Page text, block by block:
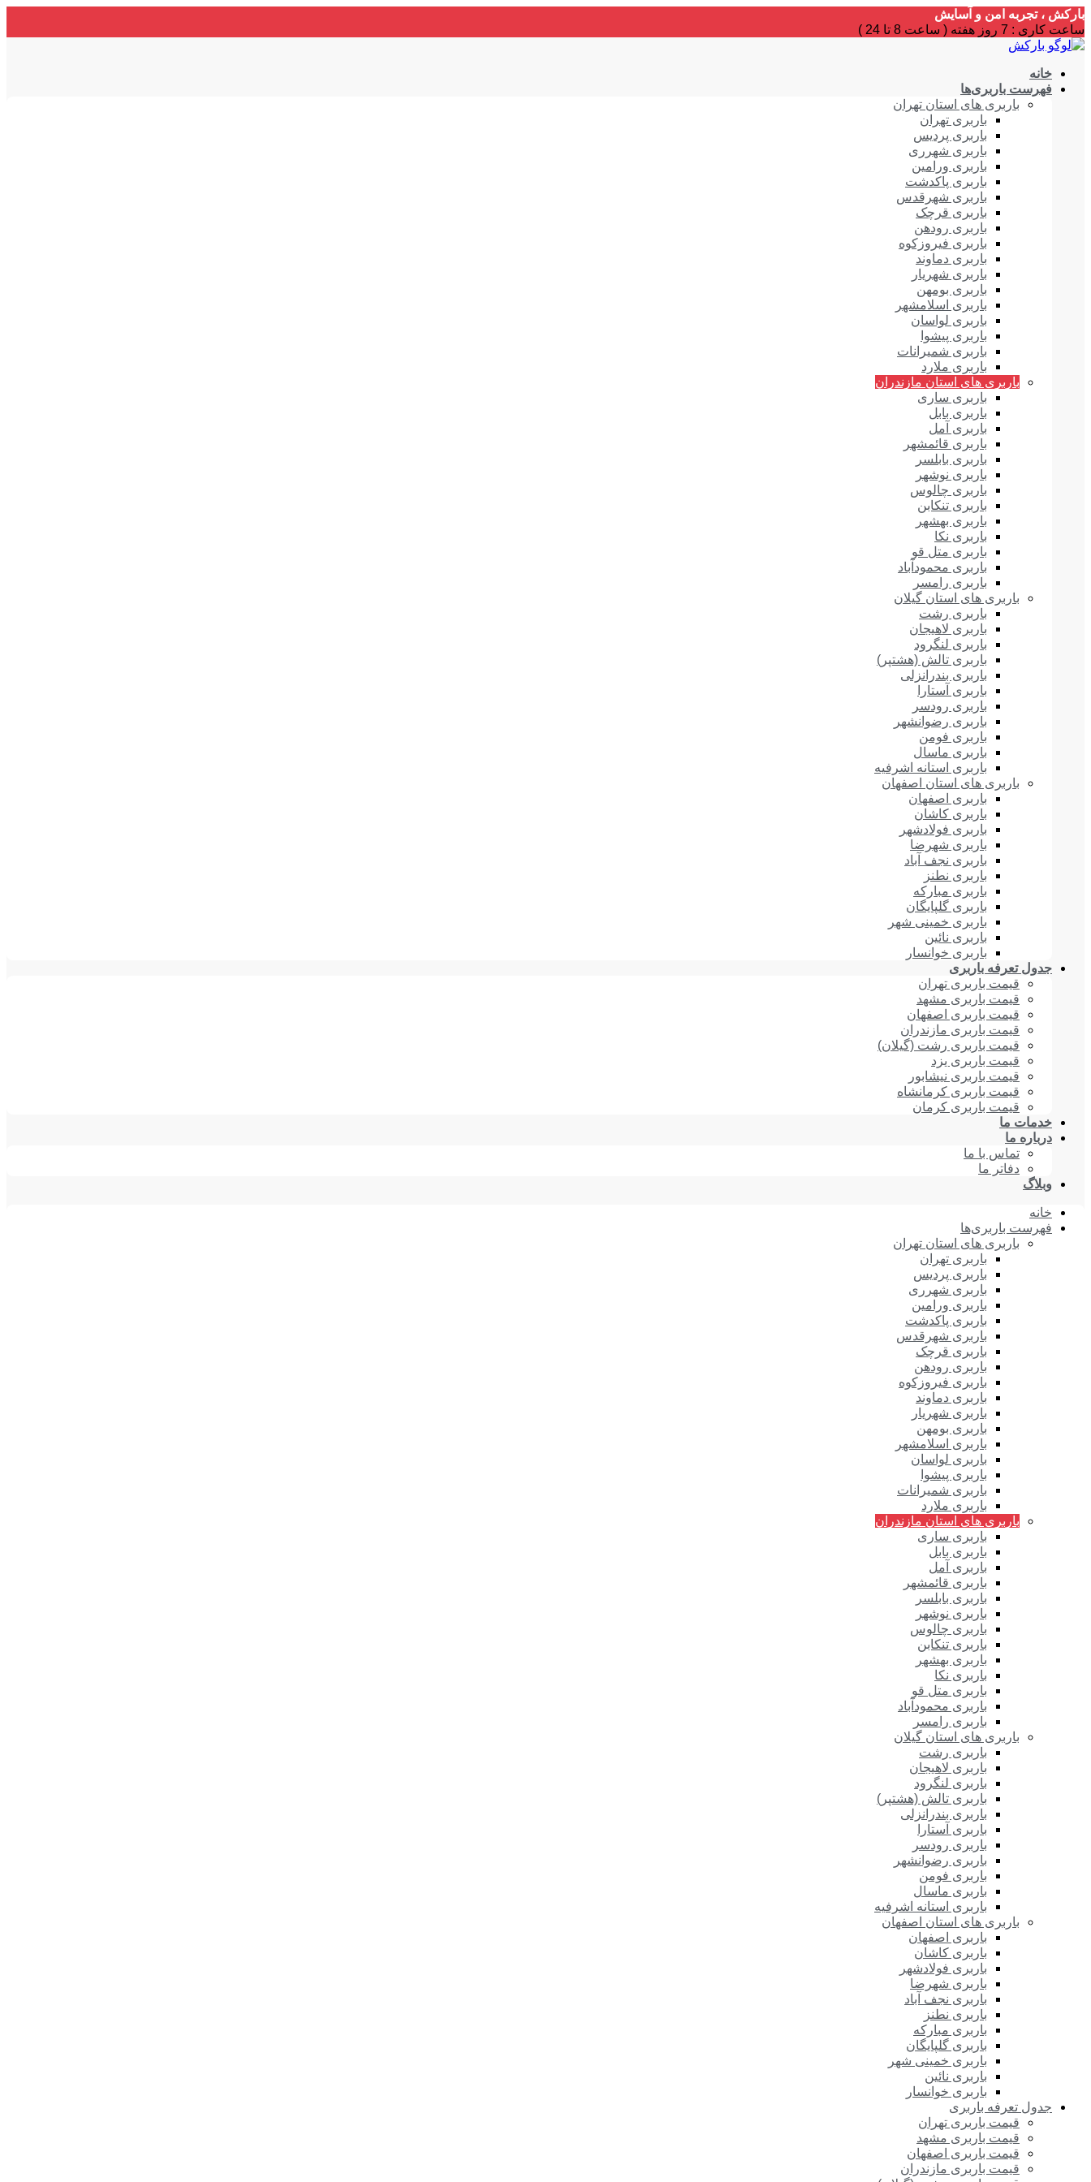
بارکش ، تجربه امن و آسایش
ساعت کاری : 7 روز هفته ( ساعت 8 تا 24 )
خانه
فهرست باربری‌ها
باربری های استان تهران
باربری تهران
باربری پردیس
باربری شهرری
باربری ورامین
باربری پاکدشت
باربری شهرقدس
باربری قرچک
باربری رودهن
باربری فیروزکوه
باربری دماوند
باربری شهریار
باربری بومهن
باربری اسلامشهر
باربری لواسان
باربری پیشوا
باربری شمیرانات
باربری ملارد
باربری های استان مازندران
باربری ساری
باربری بابل
باربری آمل
باربری قائمشهر
باربری بابلسر
باربری نوشهر
باربری چالوس
باربری تنکابن
باربری بهشهر
باربری نکا
باربری متل قو
باربری محمودآباد
باربری رامسر
باربری های استان گیلان
باربری رشت
باربری لاهیجان
باربری لنگرود
باربری تالش (هشتپر)
باربری بندرانزلی
باربری آستارا
باربری رودسر
باربری رضوانشهر
باربری فومن
باربری ماسال
باربری استانه اشرفیه
باربری های استان اصفهان
باربری اصفهان
باربری کاشان
باربری فولادشهر
باربری شهرضا
باربری نجف آباد
باربری نطنز
باربری مبارکه
باربری گلپایگان
باربری خمینی شهر
باربری نائین
باربری خوانسار
جدول تعرفه باربری
قیمت باربری تهران
قیمت باربری مشهد
قیمت باربری اصفهان
قیمت باربری مازندران
قیمت باربری رشت (گیلان)
قیمت باربری یزد
قیمت باربری نیشابور
قیمت باربری کرمانشاه
قیمت باربری کرمان
خدمات ما
درباره ما
تماس با ما
دفاتر ما
وبلاگ
خانه
فهرست باربری‌ها
باربری های استان تهران
باربری تهران
باربری پردیس
باربری شهرری
باربری ورامین
باربری پاکدشت
باربری شهرقدس
باربری قرچک
باربری رودهن
باربری فیروزکوه
باربری دماوند
باربری شهریار
باربری بومهن
باربری اسلامشهر
باربری لواسان
باربری پیشوا
باربری شمیرانات
باربری ملارد
باربری های استان مازندران
باربری ساری
باربری بابل
باربری آمل
باربری قائمشهر
باربری بابلسر
باربری نوشهر
باربری چالوس
باربری تنکابن
باربری بهشهر
باربری نکا
باربری متل قو
باربری محمودآباد
باربری رامسر
باربری های استان گیلان
باربری رشت
باربری لاهیجان
باربری لنگرود
باربری تالش (هشتپر)
باربری بندرانزلی
باربری آستارا
باربری رودسر
باربری رضوانشهر
باربری فومن
باربری ماسال
باربری استانه اشرفیه
باربری های استان اصفهان
باربری اصفهان
باربری کاشان
باربری فولادشهر
باربری شهرضا
باربری نجف آباد
باربری نطنز
باربری مبارکه
باربری گلپایگان
باربری خمینی شهر
باربری نائین
باربری خوانسار
جدول تعرفه باربری
قیمت باربری تهران
قیمت باربری مشهد
قیمت باربری اصفهان
قیمت باربری مازندران